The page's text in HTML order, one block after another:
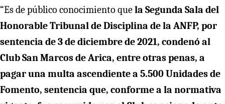
“Es de público conocimiento quela Segunda Sala del
Honorable Tribunal de Disciplina de la ANFP, por
sentencia de 3 de diciembre de 2021, condenó al
Club San Marcos de Arica, entre otras penas, a
pagar una multa ascendiente a 5.500 Unidades de
Fomento, sentencia que, conforme a la normativa